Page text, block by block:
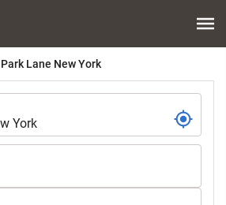
Park Lane New York